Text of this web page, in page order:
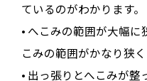
ているのがわかります。
• へこみの範囲が大幅に
こみの範囲がかなり狭
• 出っ張りとへこみが整